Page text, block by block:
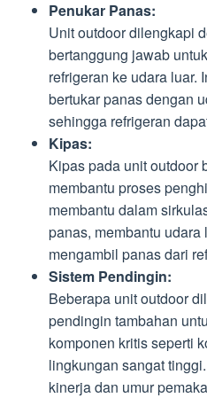
Penukar Panas:
Unit outdoor dilengkapi
bertanggung jawab
refrigeran ke udara luar.
bertukar panas dengan
sehingga refrigeran
Kipas:
Kipas pada unit outdoor
membantu proses
membantu dalam
panas, membantu
mengambil panas dari
Sistem Pendingin:
Beberapa unit outdoor
pendingin tambahan
komponen kritis seperti
lingkungan sangat
kinerja dan umur